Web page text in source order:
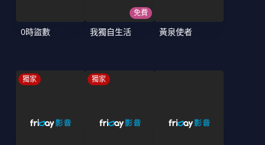
0時盜數
免費
我獨自生活 黃泉使者
獨家 獨家